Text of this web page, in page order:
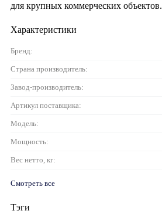
для крупных коммерческих объектов.
Характеристики
Бренд:
Страна производитель:
Завод-производитель:
Артикул поставщика:
Модель:
Мощность:
Вес нетто, кг:
Смотреть все
Тэги